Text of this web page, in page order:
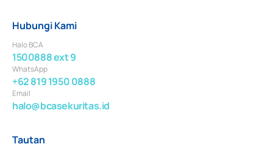
Hubungi Kami
Halo BCA
1500888 ext 9
WhatsApp
+62 819 1950 0888
Email
halo@bcasekuritas.id
Tautan